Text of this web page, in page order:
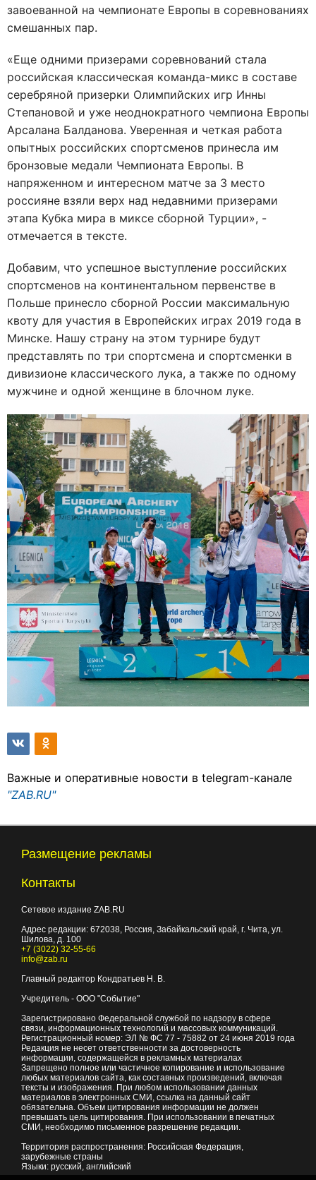
завоеванной на чемпионате Европы в соревнованиях
смешанных пар.
«Еще одними призерами соревнований стала
российская классическая команда-микс в составе
серебряной призерки Олимпийских игр Инны
Степановой и уже неоднократного чемпиона Европы
Арсалана Балданова. Уверенная и четкая работа
опытных российских спортсменов принесла им
бронзовые медали Чемпионата Европы. В
напряженном и интересном матче за 3 место
россияне взяли верх над недавними призерами
этапа Кубка мира в миксе сборной Турции», -
отмечается в тексте.
Добавим, что успешное выступление российских
спортсменов на континентальном первенстве в
Польше принесло сборной России максимальную
квоту для участия в Европейских играх 2019 года в
Минске. Нашу страну на этом турнире будут
представлять по три спортсмена и спортсменки в
дивизионе классического лука, а также по одному
мужчине и одной женщине в блочном луке.
Важные и оперативные новости в telegram-канале
"ZAB.RU"
Размещение рекламы
Контакты
Сетевое издание ZAB.RU
Адрес редакции: 672038, Россия, Забайкальский край, г. Чита, ул.
Шилова, д. 100
+7 (3022) 32-55-66
info@zab.ru
Главный редактор Кондратьев Н. В.
Учредитель - ООО "Событие"
Зарегистрировано Федеральной службой по надзору в сфере
связи, информационных технологий и массовых коммуникаций.
Регистрационный номер: ЭЛ № ФС 77 - 75882 от 24 июня 2019 года
Редакция не несет ответственности за достоверность
информации, содержащейся в рекламных материалах
Запрещено полное или частичное копирование и использование
любых материалов сайта, как составных произведений, включая
тексты и изображения. При любом использовании данных
материалов в электронных СМИ, ссылка на данный сайт
обязательна. Объем цитирования информации не должен
превышать цель цитирования. При использовании в печатных
СМИ, необходимо письменное разрешение редакции.
Территория распространения: Российская Федерация,
зарубежные страны
Языки: русский, английский